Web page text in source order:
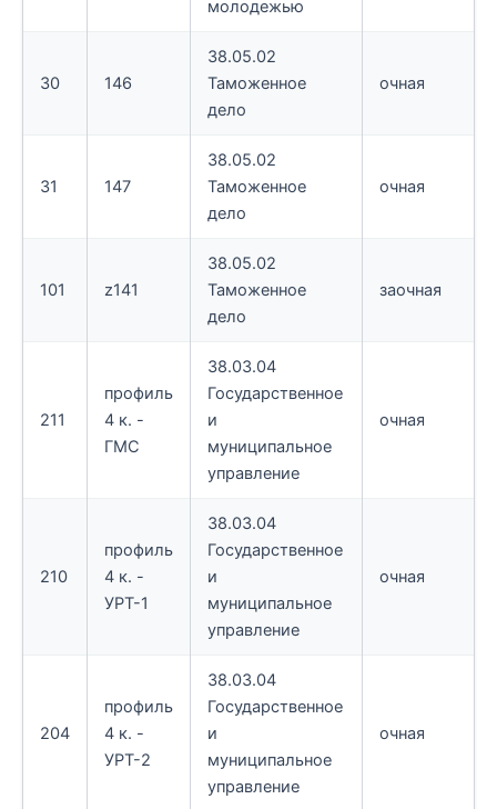
молодежью
30 146
38.05.02
Таможенное
дело
очная
31 147
38.05.02
Таможенное
дело
очная
101 z141
38.05.02
Таможенное
дело
заочная
211
профиль
4 к. -
ГМС
38.03.04
Государственное
и
муниципальное
управление
очная
210
профиль
4 к. -
УРТ-1
38.03.04
Государственное
и
муниципальное
управление
очная
204
профиль
4 к. -
УРТ-2
38.03.04
Государственное
и
муниципальное
управление
очная